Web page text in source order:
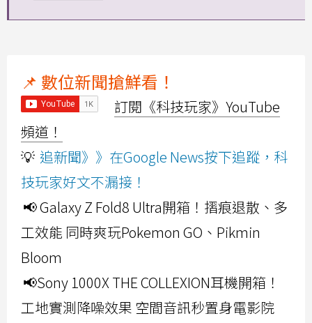
📌 數位新聞搶鮮看！
訂閱《科技玩家》YouTube
頻道！
💡 追新聞》》在Google News按下追蹤，科
技玩家好文不漏接！
📢 Galaxy Z Fold8 Ultra開箱！摺痕退散、多
工效能 同時爽玩Pokemon GO、Pikmin
Bloom
📢Sony 1000X THE COLLEXION耳機開箱！
工地實測降噪效果 空間音訊秒置身電影院